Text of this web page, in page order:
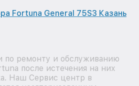
Fortuna General 75S3 Казань
по ремонту и обслуживанию
после истечения на них
Наш Сервис центр в